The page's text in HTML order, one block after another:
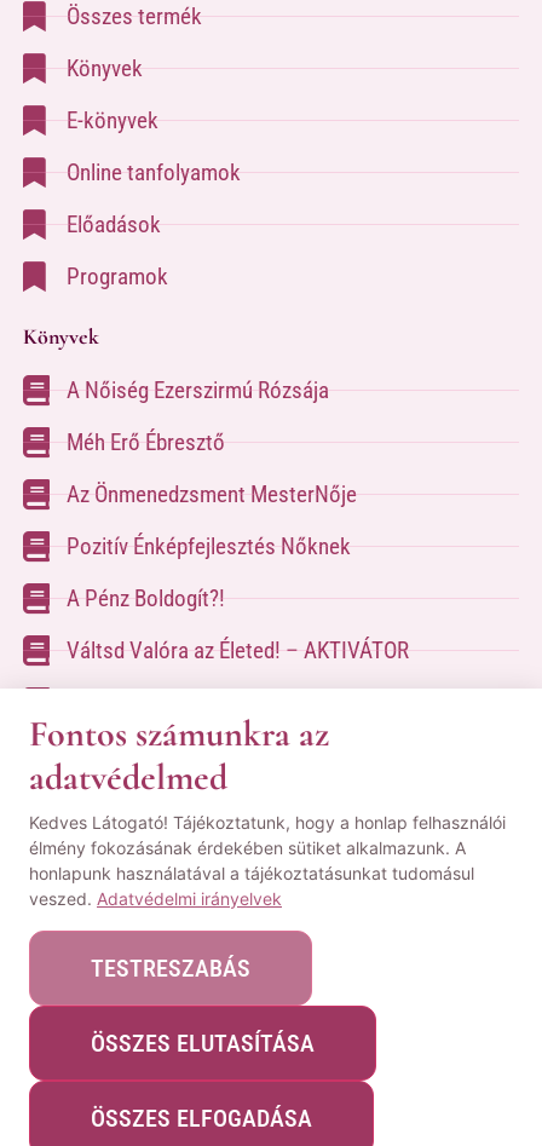
Összes termék
Könyvek
E-könyvek
Online tanfolyamok
Előadások
Programok
Könyvek
A Nőiség Ezerszirmú Rózsája
Méh Erő Ébresztő
Az Önmenedzsment MesterNője
Pozitív Énképfejlesztés Nőknek
A Pénz Boldogít?!
Váltsd Valóra az Életed! – AKTIVÁTOR
A kapcsolatfelvételhez kérlek tölsd ki az űrlapot
aKapcsolat oldalon
© Minden jog fenntartva! | Pozsgai Nikoletta Tudástára.
|ÁSZF|Adatvédelmi Nyilatkozat
Webshopot készítette:WeblapMentor
Fontos számunkra az
adatvédelmed
Kedves Látogató! Tájékoztatunk, hogy a honlap felhasználói
élmény fokozásának érdekében sütiket alkalmazunk. A
honlapunk használatával a tájékoztatásunkat tudomásul
veszed. Adatvédelmi irányelvek
TESTRESZABÁS
ÖSSZES ELUTASÍTÁSA
ÖSSZES ELFOGADÁSA